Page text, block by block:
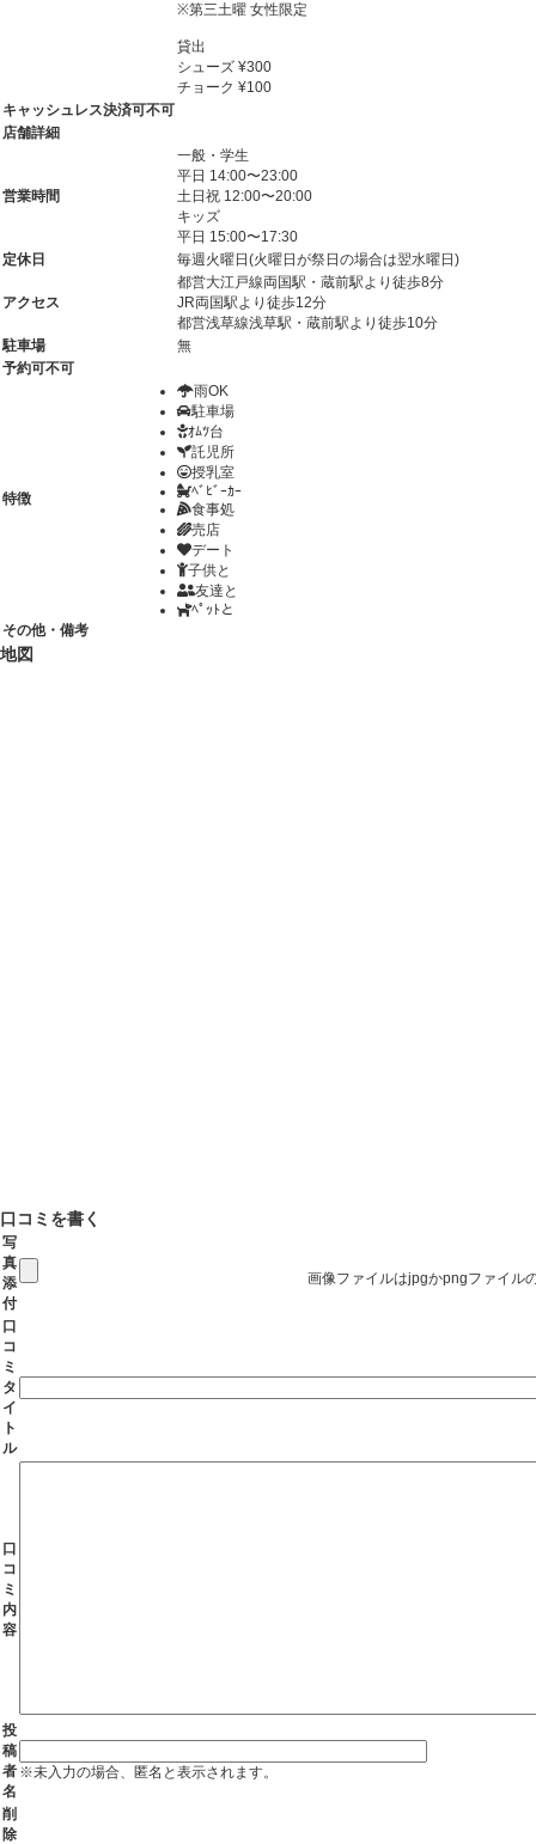
※第三土曜 女性限定
貸出
シューズ ¥300
チョーク ¥100
キャッシュレス決済可不可
店舗詳細
営業時間
一般・学生
平日 14:00〜23:00
土日祝 12:00〜20:00
キッズ
平日 15:00〜17:30
定休日
毎週火曜日(火曜日が祭日の場合は翌水曜日)
アクセス
都営大江戸線両国駅・蔵前駅より徒歩8分
JR両国駅より徒歩12分
都営浅草線浅草駅・蔵前駅より徒歩10分
駐車場
無
予約可不可
特徴
雨OK
駐車場
ｵﾑﾂ台
託児所
授乳室
ﾍﾞﾋﾞｰｶｰ
食事処
売店
デート
子供と
友達と
ﾍﾟｯﾄと
その他・備考
地図
口コミを書く
写
真
添
付
画像ファイルはjpgかpngファイル
口
コ
ミ
タ
イ
ト
ル
口
コ
ミ
内
容
投
稿
者
名
※未入力の場合、匿名と表示されます。
削
除